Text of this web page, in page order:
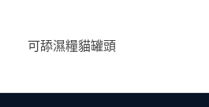
可舔濕糧貓罐頭